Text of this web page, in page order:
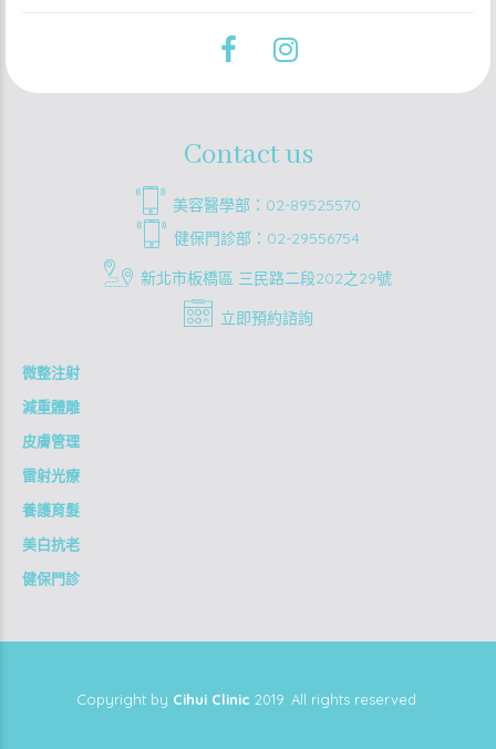
Contact us
美容醫學部：02-89525570
健保門診部：02-29556754
新北市板橋區 三民路二段202之29號
立即預約諮詢
微整注射
減重體雕
皮膚管理
雷射光療
養護育髮
美白抗老
健保門診
Copyright by Cihui Clinic 2019. All rights reserved.